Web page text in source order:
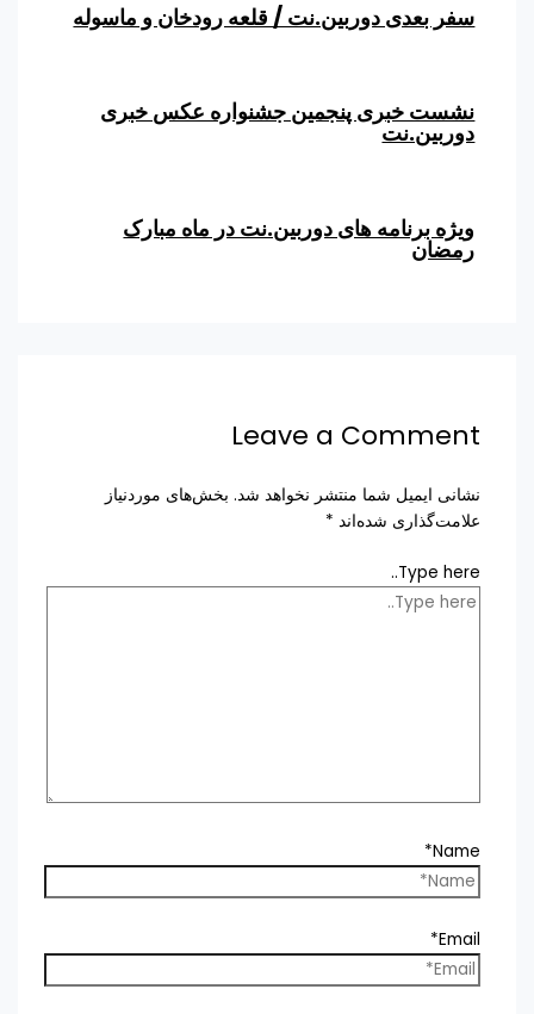
سفر بعدی دوربین.نت / قلعه رودخان و ماسوله
نشست خبری پنجمین جشنواره عکس خبری
دوربین.نت
ویژه برنامه های دوربین.نت در ماه مبارک
رمضان
Leave a Comment
نشانی ایمیل شما منتشر نخواهد شد. بخش‌های موردنیاز
علامت‌گذاری شده‌اند *
Type here..
Name*
Email*